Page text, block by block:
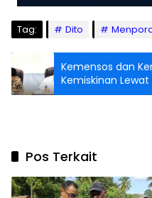
Tag: Dito
Kemensos dan
Kemiskinan
Pos Terkait